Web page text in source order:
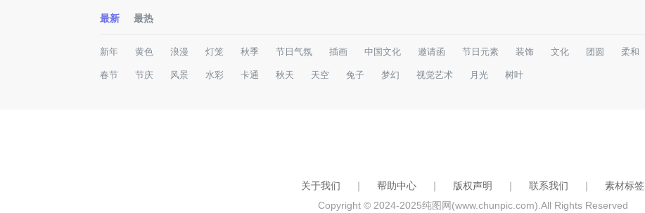
最新 最热
新年 黄色 浪漫 灯笼 秋季 节日气氛 插画 中国文化 邀请函 节日元素 装饰 文化 团圆 柔和
春节 节庆 风景 水彩 卡通 秋天 天空 兔子 梦幻 视觉艺术 月光 树叶
关于我们 ｜ 帮助中心 ｜ 版权声明 ｜ 联系我们 ｜
素材标签
Copyright © 2024-2025纯图网(www.chunpic.com) .All Rights Reserved